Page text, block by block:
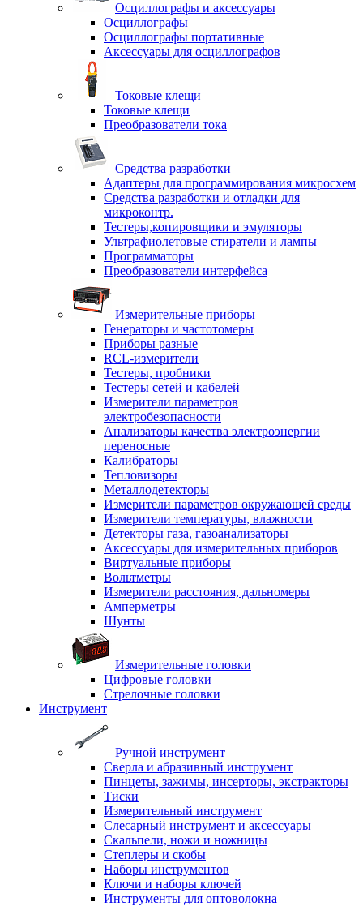
Осциллографы и аксессуары
Осциллографы
Осциллографы портативные
Аксессуары для осциллографов
Токовые клещи
Токовые клещи
Преобразователи тока
Средства разработки
Адаптеры для программирования микросхем
Средства разработки и отладки для
микроконтр.
Тестеры,копировщики и эмуляторы
Ультрафиолетовые стиратели и лампы
Программаторы
Преобразователи интерфейса
Измерительные приборы
Генераторы и частотомеры
Приборы разные
RCL-измерители
Тестеры, пробники
Тестеры сетей и кабелей
Измерители параметров
электробезопасности
Анализаторы качества электроэнергии
переносные
Калибраторы
Тепловизоры
Металлодетекторы
Измерители параметров окружающей среды
Измерители температуры, влажности
Детекторы газа, газоанализаторы
Аксессуары для измерительных приборов
Виртуальные приборы
Вольтметры
Измерители расстояния, дальномеры
Амперметры
Шунты
Измерительные головки
Цифровые головки
Стрелочные головки
Инструмент
Ручной инструмент
Сверла и абразивный инструмент
Пинцеты, зажимы, инсерторы, экстракторы
Тиски
Измерительный инструмент
Слесарный инструмент и аксессуары
Скальпели, ножи и ножницы
Степлеры и скобы
Наборы инструментов
Ключи и наборы ключей
Инструменты для оптоволокна